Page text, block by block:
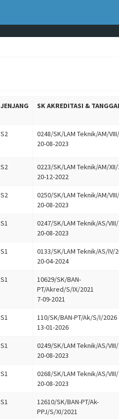
JENJANG SK AKREDITASI &
S2
0248/SK/LAM Teknik/AM/
20-08-2023
S2
0223/SK/LAM Teknik/AM/
20-12-2022
S2
0250/SK/LAM Teknik/AM/
20-08-2023
S1
0247/SK/LAM Teknik/AS/
20-08-2023
S1
0133/SK/LAM Teknik/AS/IV/
20-04-2024
S1
10629/SK/BAN-
PT/Akred/S/IX/2021
7-09-2021
S1
110/SK/BAN-PT/Ak/S/I/2026
13-01-2026
S1
0249/SK/LAM Teknik/AS/
20-08-2023
S1
0268/SK/LAM Teknik/AS/
20-08-2023
S1
12610/SK/BAN-PT/Ak-
PPJ/S/XI/2021